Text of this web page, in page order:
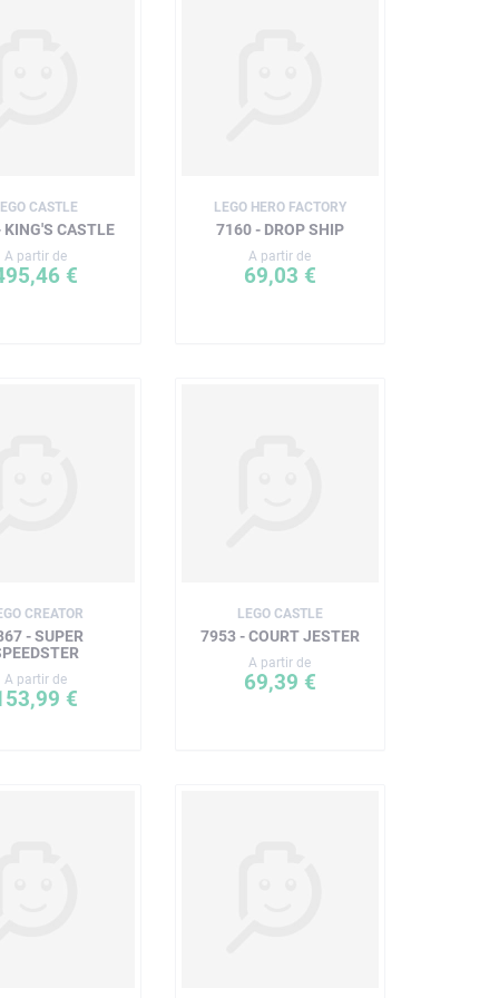
CASTLE
CASTLE
A partir de
€
LEGO HERO FACTORY
7160 - DROP SHIP
A partir de
69,03 €
CREATOR
- SUPER
A partir de
€
LEGO CASTLE
7953 - COURT JESTER
A partir de
69,39 €